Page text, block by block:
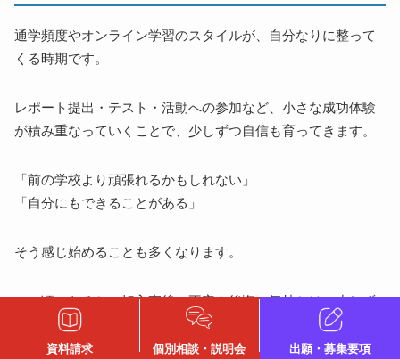
通学頻度やオンライン学習のスタイルが、自分なりに整って
くる時期です。
レポート提出・テスト・活動への参加など、小さな成功体験
が積み重なっていくことで、少しずつ自信も育ってきます。
「前の学校より頑張れるかもしれない」
「自分にもできることがある」
そう感じ始めることも多くなります。
この頃になると、転入直後の不安や後悔の気持ちは、少しず
つ和らいでいきます。
資料請求 個別相談・説明会 出願・募集要項